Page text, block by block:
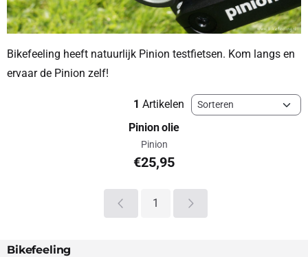
Bikefeeling heeft natuurlijk Pinion testfietsen. Kom langs en
ervaar de Pinion zelf!
1 Artikelen Sorteermethode
Pinion olie
Merk:
Pinion
Prijs: 25,95
€25,95
1
Bikefeeling